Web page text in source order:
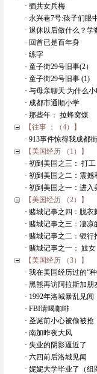
· 缅共女兵梅
· 永兴巷7号:孩子们眼
· 退休以后做什么？学
· 回首已是百年身
· 练字
· 童子街29号旧事(2）
· 童子街29号旧事 (1)
· 与母亲聊天:为什么
· 成都市通顺小学
· 那些年： 拉蜂窝煤
【往事 ：（4）】
· 913事件惊得我成都
【美国经历 （1）】
· 初到美国之三： 打工
· 初到美国之二：震撼
· 初到美国之一：进入
【美国经历 （2）】
· 赌城记事之四：脱衣
· 赌城记事之三：凄凉
· 赌城记事之二：银行
· 赌城记事之一： 妓女
【美国经历 （3）】
· 我在美国经历过的“
· 黑熊再访阿拉斯加朋
· 1992年洛城暴乱见闻
· FBI请喝咖啡
· 圣诞前小心被偷被抢
· 南加昨夜大风
· 失业的阴影逼近了
· 六四前后洛城见闻
· 妮妮大学毕业了（组